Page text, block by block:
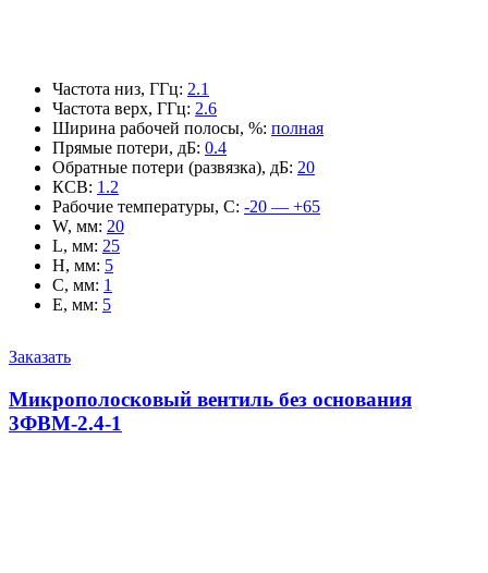
Частота низ, ГГц: 2.1
Частота верх, ГГц: 2.6
Ширина рабочей полосы, %: полная
Прямые потери, дБ: 0.4
Обратные потери (развязка), дБ: 20
КСВ: 1.2
Рабочие температуры, С: -20 — +65
W, мм: 20
L, мм: 25
H, мм: 5
C, мм: 1
E, мм: 5
Заказать
Микрополосковый вентиль без основания
3ФВМ-2.4-1